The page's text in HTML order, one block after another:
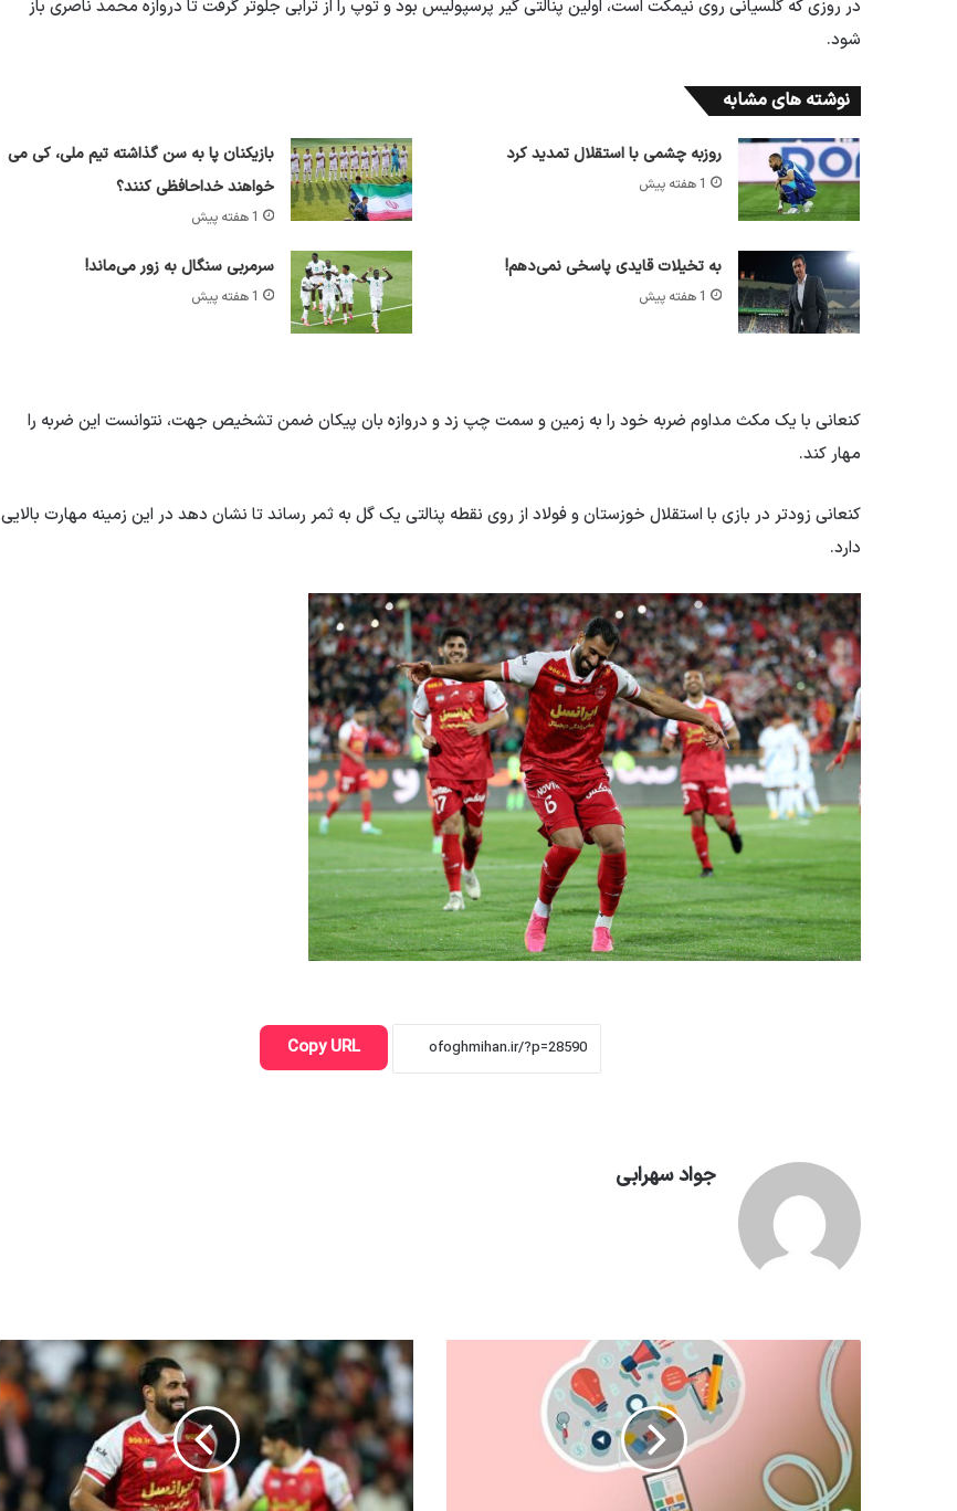
در روزی که گلسیانی روی نیمکت است، اولین پنالتی گیر پرسپولیس بود و توپ را از ترابی جلوتر گرفت تا دروازه محمد ناصری باز
شود.
نوشته های مشابه
روزبه چشمی با استقلال تمدید کرد
1 هفته پیش
بازیکنان پا به سن گذاشته تیم ملی، کی می
خواهند خداحافظی کنند؟
1 هفته پیش
به تخیلات قایدی پاسخی نمی‌دهم!
1 هفته پیش
سرمربی سنگال به زور می‌ماند!
1 هفته پیش
کنعانی با یک مکث مداوم ضربه خود را به زمین و سمت چپ زد و دروازه بان پیکان ضمن تشخیص جهت، نتوانست این ضربه را
مهار کند.
کنعانی زودتر در بازی با استقلال خوزستان و فولاد از روی نقطه پنالتی یک گل به ثمر رساند تا نشان دهد در این زمینه مهارت بالایی
دارد.
Copy URL
جواد سهرابی